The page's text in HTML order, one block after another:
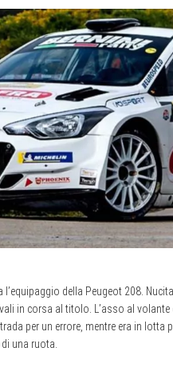
della Peugeot 208.
in corsa al titolo. L’asso al
per un errore, mentre era in
una ruota.